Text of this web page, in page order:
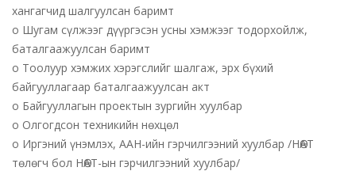
хангагчид шалгуулсан баримт
o Шугам сүлжээг дүүргэсэн усны хэмжээг тодорхойлж,
баталгаажуулсан баримт
o Тоолуур хэмжих хэрэгслийг шалгаж, эрх бүхий
байгууллагаар баталгаажуулсан акт
o Байгууллагын проектын зургийн хуулбар
o Олгогдсон техникийн нөхцөл
o Иргэний үнэмлэх, ААН-ийн гэрчилгээний хуулбар /НӨАТ
төлөгч бол НӨАТ-ын гэрчилгээний хуулбар/